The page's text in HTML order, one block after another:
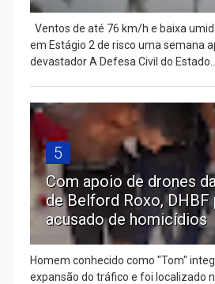
Ventos de até 76 km/h e baixa
em Estágio 2 de risco uma semana
devastador A Defesa Civil do Estado...
5
Com apoio de drones
de Belford Roxo, DHBF
acusado de homicídios
Homem conhecido como "Tom"
expansão do tráfico e foi localizado